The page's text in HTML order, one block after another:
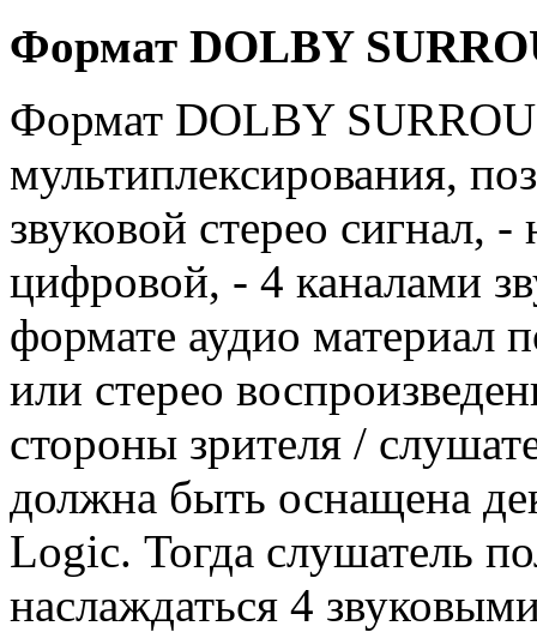
Формат DOLBY
Формат DOLBY
мультиплексирования,
звуковой стерео сигнал,
цифровой, - 4 каналами
формате аудио материал
или стерео
стороны зрителя /
должна быть оснащена
Logic. Тогда слушатель
наслаждаться 4